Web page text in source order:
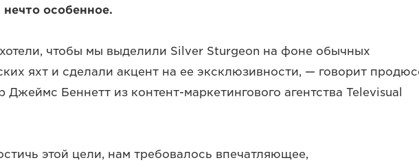
нечто особенное.
чтобы мы выделили Silver Sturgeon на фоне обычных
яхт и сделали акцент на ее эксклюзивности, — говорит
Джеймс Беннетт из контент-маркетингового агентства Televisual
этой цели, нам требовалось впечатляющее,